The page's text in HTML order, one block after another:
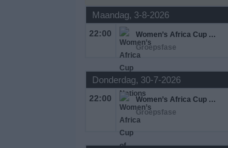
Maandag, 3-8-2026
22:00
Women’s Africa Cup of Nations
Groepsfase
Donderdag, 30-7-2026
22:00
Women’s Africa Cup of Nations
Groepsfase